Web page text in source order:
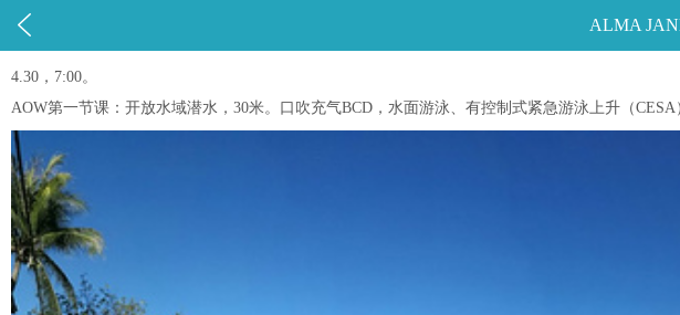
 ALMA
4.30，7:00。
AOW第一节课：开放水域潜水，30米。口吹充气BCD，水面游泳、有控制式紧急游泳上升（